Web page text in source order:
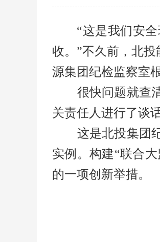
“这是我们安
收。”不久前，北
源集团纪检监察室
很快问题就查清
关责任人进行了谈
这是北投集团纪
实例。构建“联合
的一项创新举措。